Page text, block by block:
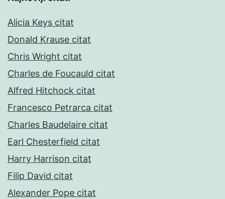
Alicia Keys citat
Donald Krause citat
Chris Wright citat
Charles de Foucauld citat
Alfred Hitchock citat
Francesco Petrarca citat
Charles Baudelaire citat
Earl Chesterfield citat
Harry Harrison citat
Filip David citat
Alexander Pope citat